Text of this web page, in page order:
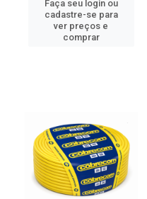
Faça seu login ou
cadastre-se para
ver preços e
comprar